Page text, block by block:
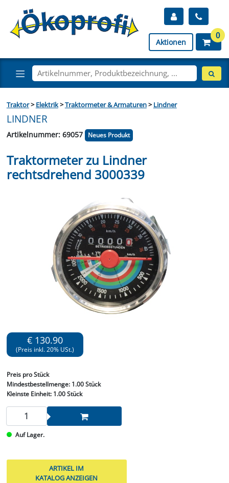
Aktionen
0
Traktor>Elektrik>Traktormeter & Armaturen>Lindner
LINDNER
Artikelnummer: 69057 Neues Produkt
Traktormeter zu Lindner
rechtsdrehend 3000339
€ 130.90
(Preis inkl. 20% USt.)
Preis pro Stück
Mindestbestellmenge: 1.00 Stück
Kleinste Einheit:1.00 Stück
Auf Lager.
ARTIKEL IM
KATALOG ANZEIGEN